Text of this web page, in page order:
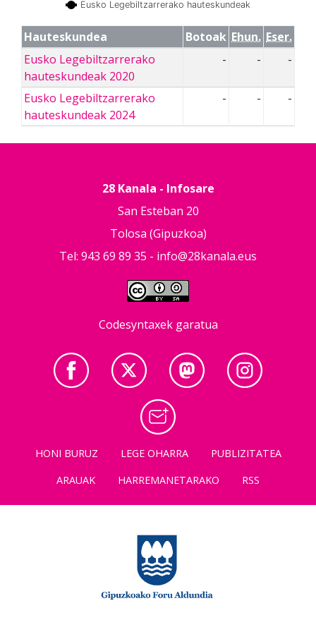
Eusko Legebiltzarrerako hauteskundeak
Hauteskundea Botoak Ehun. Eser.
Eusko Legebiltzarrerako
hauteskundeak 2020
- - -
Eusko Legebiltzarrerako
hauteskundeak 2024
- - -
28 Kanala - Infosare
San Esteban 20
Tolosa (Gipuzkoa)
Tel: 943 69 89 35 - info@28kanala.eus
Codesyntaxek garatua
HONI BURUZ LEGE OHARRA
PUBLIZITATEA
ARAUAK
HARREMANETARAKO RSS